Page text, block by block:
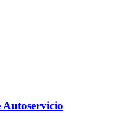
Autoservicio